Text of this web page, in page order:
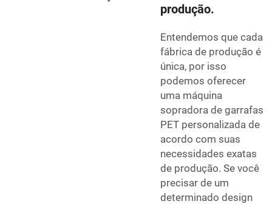
produção.
Entendemos que cada
fábrica de produção é
única, por isso
podemos oferecer
uma máquina
sopradora de garrafas
PET personalizada de
acordo com suas
necessidades exatas
de produção. Se você
precisar de um
determinado design